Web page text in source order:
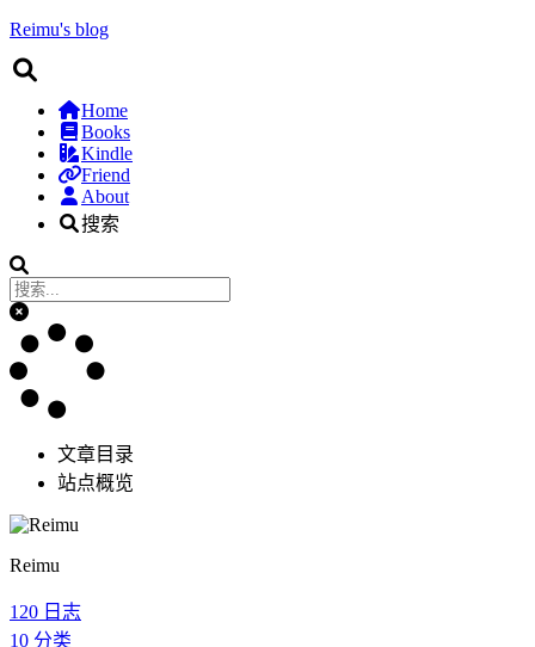
Reimu's blog
Home
Books
Kindle
Friend
About
搜索
文章目录
站点概览
Reimu
120 日志
10 分类